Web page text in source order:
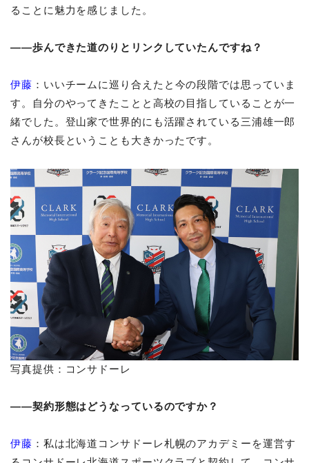
ることに魅力を感じました。
――歩んできた道のりとリンクしていたんですね？
伊藤 ：いいチームに巡り合えたと今の段階では思っていま
す。自分のやってきたことと高校の目指していることが一
緒でした。登山家で世界的にも活躍されている三浦雄一郎
さんが校長ということも大きかったです。
写真提供：コンサドーレ
――契約形態はどうなっているのですか？
伊藤 ：私は北海道コンサドーレ札幌のアカデミーを運営す